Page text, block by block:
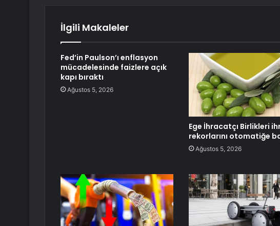
İlgili Makaleler
Fed’in Paulson’ı enflasyon
mücadelesinde faizlere açık
kapı bıraktı
Ağustos 5, 2026
Ege İhracatçı Birlikleri
rekorlarını otomatiğe
Ağustos 5, 2026